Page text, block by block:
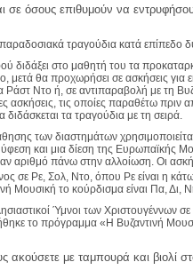
σε όσους επιθυμούν να
τραγούδια κατά επίπεδο
διδάξει στο μαθητή του τα
μετά θα προχωρήσει σε ασκήσεις για
Ράστ Ντο ή, σε αντιπαραβολή με τη
ασκήσεις, τις οποίες παραθέτω πριν
διδάσκεται τα τραγούδια με τη σειρά.
των διαστημάτων
και μια δίεση της Ευρωπαϊκής
αριθμό πάνω στην αλλοίωση. Οι
σε Ρε, Σολ, Ντο, όπου Ρε είναι η
Μουσική το κούρδισμα είναι Πα, Δι,
Ύμνοι των Χριστουγέννων
το πρόγραμμα «Η Βυζαντινή
ακούσετε με ταμπουρά και βιολί